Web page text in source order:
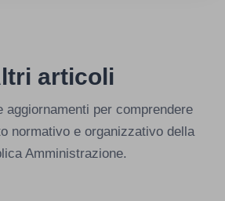
articoli
aggiornamenti per comprendere
normativo e organizzativo della
Amministrazione.